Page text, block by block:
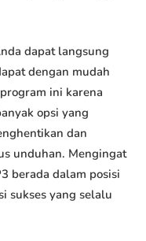
dapat langsung
dengan mudah
ini karena
opsi yang
dan
unduhan. Mengingat
berada dalam posisi
sukses yang selalu